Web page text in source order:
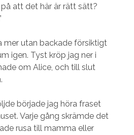
på att det här är rätt sätt?
mer utan backade försiktigt
igen. Tyst kröp jag ner i
om Alice, och till slut
började jag höra fraset
Varje gång skrämde det
rusa till mamma eller